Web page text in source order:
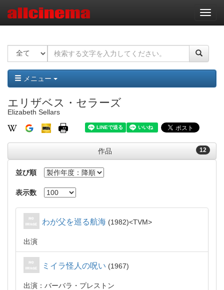
ナ
ビ
ー
ョ
ン
メニュー
エリザベス・セラーズ
Elizabeth Sellars
12
作品
並び順
表示数
わが父を巡る航海 1982 TVM
出演
ミイラ怪人の呪い 1967
出演：バーバラ・プレストン